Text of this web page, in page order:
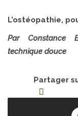
L’ostéopathie,
Par Constance
technique douce
Partager